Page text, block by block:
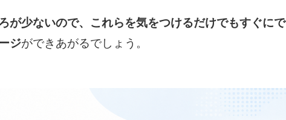
が少ないので、これらを気をつけるだけでもすぐにで
ジができあがるでしょう。